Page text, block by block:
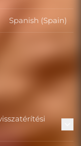
Spanish (Spain)